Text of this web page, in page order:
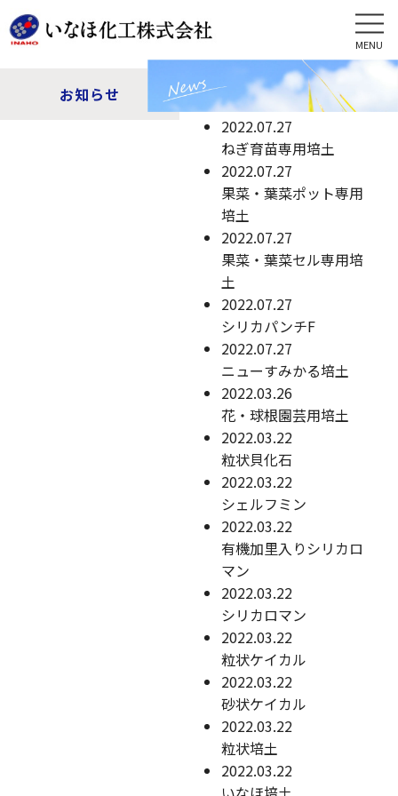
MENU
お知らせ
2022.07.27
ねぎ育苗専用培土
2022.07.27
果菜・葉菜ポット専用
培土
2022.07.27
果菜・葉菜セル専用培
土
2022.07.27
シリカパンチF
2022.07.27
ニューすみかる培土
2022.03.26
花・球根園芸用培土
2022.03.22
粒状貝化石
2022.03.22
シェルフミン
2022.03.22
有機加里入りシリカロ
マン
2022.03.22
シリカロマン
2022.03.22
粒状ケイカル
2022.03.22
砂状ケイカル
2022.03.22
粒状培土
2022.03.22